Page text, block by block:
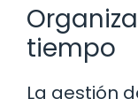
tiempo
La gestión